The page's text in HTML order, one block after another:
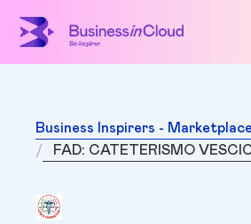
Business Inspirers -
FAD: CATETERISMO